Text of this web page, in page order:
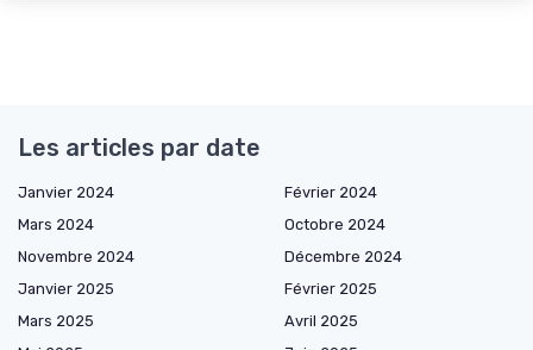
Les articles par date
Janvier 2024
Février 2024
Mars 2024
Octobre 2024
Novembre 2024
Décembre 2024
Janvier 2025
Février 2025
Mars 2025
Avril 2025